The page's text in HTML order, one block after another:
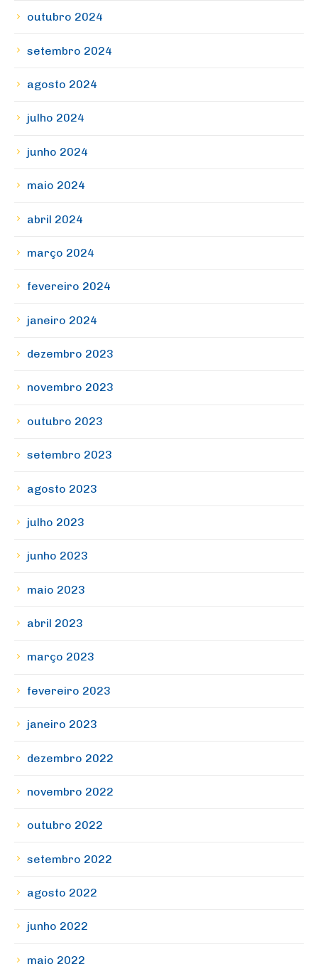
outubro 2024
setembro 2024
agosto 2024
julho 2024
junho 2024
maio 2024
abril 2024
março 2024
fevereiro 2024
janeiro 2024
dezembro 2023
novembro 2023
outubro 2023
setembro 2023
agosto 2023
julho 2023
junho 2023
maio 2023
abril 2023
março 2023
fevereiro 2023
janeiro 2023
dezembro 2022
novembro 2022
outubro 2022
setembro 2022
agosto 2022
junho 2022
maio 2022